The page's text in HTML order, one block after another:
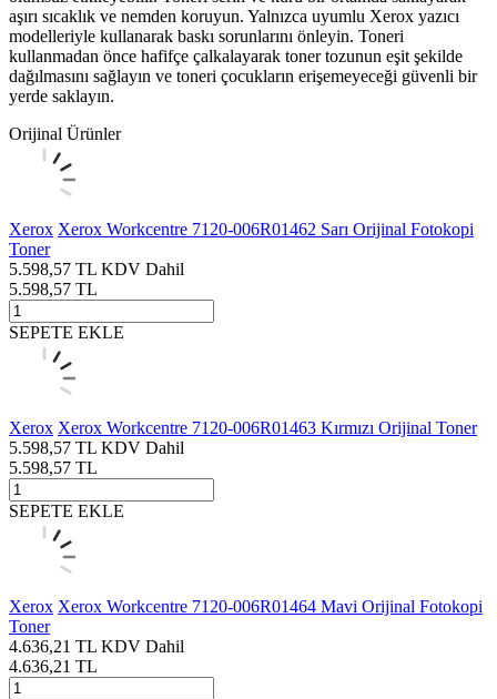
aşırı sıcaklık ve nemden koruyun. Yalnızca uyumlu Xerox yazıcı
modelleriyle kullanarak baskı sorunlarını önleyin. Toneri
kullanmadan önce hafifçe çalkalayarak toner tozunun eşit şekilde
dağılmasını sağlayın ve toneri çocukların erişemeyeceği güvenli bir
yerde saklayın.
Orijinal Ürünler
Xerox Xerox Workcentre 7120-006R01462 Sarı Orijinal Fotokopi
Toner
5.598,57 TL KDV Dahil
5.598,57 TL
SEPETE EKLE
Xerox Xerox Workcentre 7120-006R01463 Kırmızı Orijinal Toner
5.598,57 TL KDV Dahil
5.598,57 TL
SEPETE EKLE
Xerox Xerox Workcentre 7120-006R01464 Mavi Orijinal Fotokopi
Toner
4.636,21 TL KDV Dahil
4.636,21 TL